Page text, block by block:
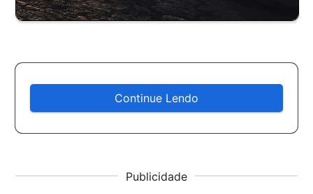
Continue Lendo
Publicidade